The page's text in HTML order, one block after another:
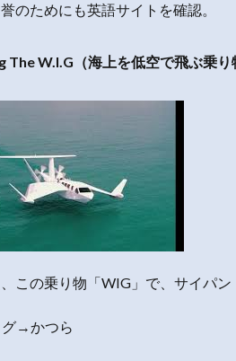
のためにも英語サイトを確認。
The W.I.G（海上を低空で飛ぶ乗り
この乗り物「WIG」で、サイパ
→かつら